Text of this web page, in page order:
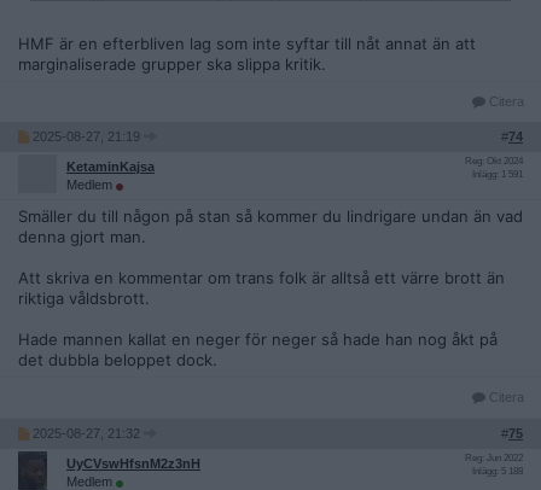
HMF är en efterbliven lag som inte syftar till nåt annat än att
marginaliserade grupper ska slippa kritik.
Citera
2025-08-27, 21:19 #74
KetaminKajsa
Medlem
Reg: Okt 2024
Inlägg: 1 591
Smäller du till någon på stan så kommer du lindrigare undan än vad
denna gjort man.
Att skriva en kommentar om trans folk är alltså ett värre brott än
riktiga våldsbrott.
Hade mannen kallat en neger för neger så hade han nog åkt på
det dubbla beloppet dock.
Citera
2025-08-27, 21:32 #75
UyCVswHfsnM2z3nH
Medlem
Reg: Jun 2022
Inlägg: 5 188